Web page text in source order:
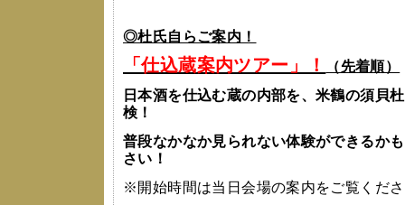
◎杜氏自らご案内！
「仕込蔵案内ツアー」！
（先着順）
日本酒を仕込む蔵の内部を、米鶴の須貝
検！
普段なかなか見られない体験ができるか
さい！
※開始時間は当日会場の案内をご覧くだ